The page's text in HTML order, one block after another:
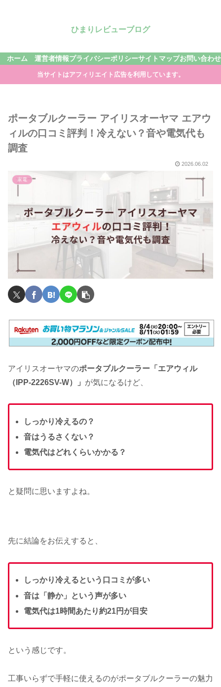
ひまりレビューブログ
ホーム 運営者情報プライバシーポリシーサイトマップお問い合わせ
当サイトはアフィリエイト広告を利用しています。
ポータブルクーラー アイリスオーヤマ エアウ
ィルの口コミ評判！冷えない？音や電気代も
調査
2026.06.02
家電
アイリスオーヤマのポータブルクーラー「エアウィル
（IPP-2226SV-W）」 が気になるけど、
しっかり冷えるの？
音はうるさくない？
電気代はどれくらいかかる？
と疑問に思いますよね。
先に結論をお伝えすると、
しっかり冷えるという口コミが多い
音は「静か」という声が多い
電気代は1時間あたり約21円が目安
という感じです。
工事いらずで手軽に使えるのがポータブルクーラーの魅力